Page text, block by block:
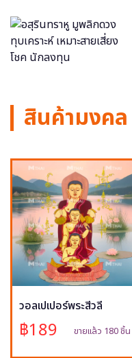
สินค้ามงคล
วอลเปเปอร์พระสีวลี
฿189 ขายแล้ว 180 ชิ้น